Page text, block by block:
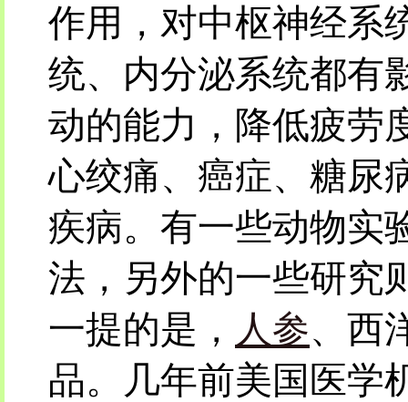
作用，对中枢神经系
统、内分泌系统都有
动的能力，降低疲劳
心绞痛、癌症、糖尿
疾病。有一些动物实
法，另外的一些研究
一提的是， 人参、西
品。几年前美国医学